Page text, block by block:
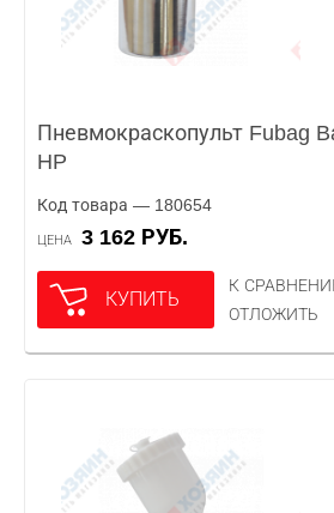
Пневмокраскопульт Fubag
HP
Код товара — 180654
ЦЕНА 3 162 РУБ.
КУПИТЬ
К
ОТЛОЖИТЬ